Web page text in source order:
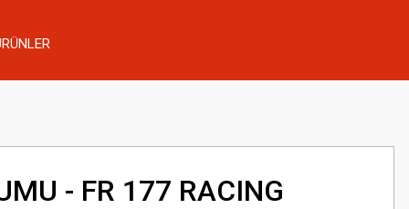
- FR 177 RACING